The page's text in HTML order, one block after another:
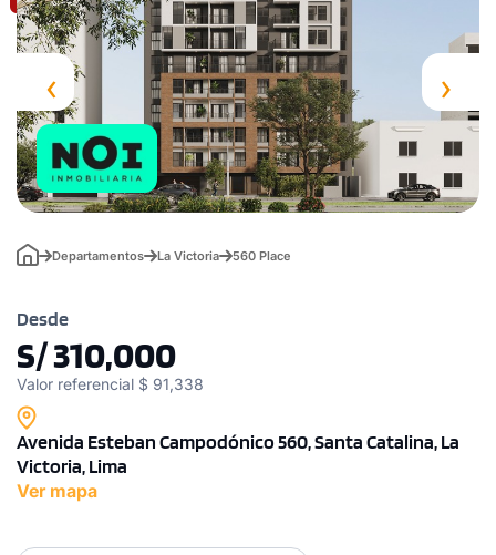
‹ ›
Departamentos La Victoria 560 Place
Desde
S/ 310,000
Valor referencial $ 91,338
Avenida Esteban Campodónico 560, Santa Catalina, La
Victoria, Lima
Ver mapa